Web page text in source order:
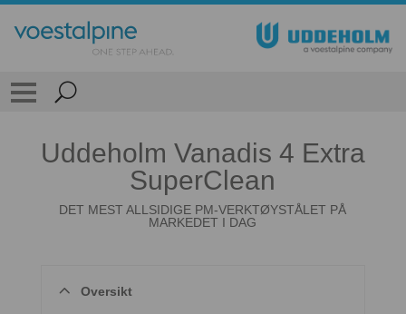
Uddeholm Vanadis 4 Extra
SuperClean
DET MEST ALLSIDIGE PM-VERKTØYSTÅLET PÅ
MARKEDET I DAG
Oversikt